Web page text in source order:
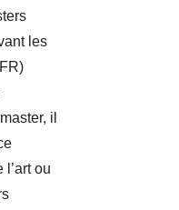
les
il
l’art ou